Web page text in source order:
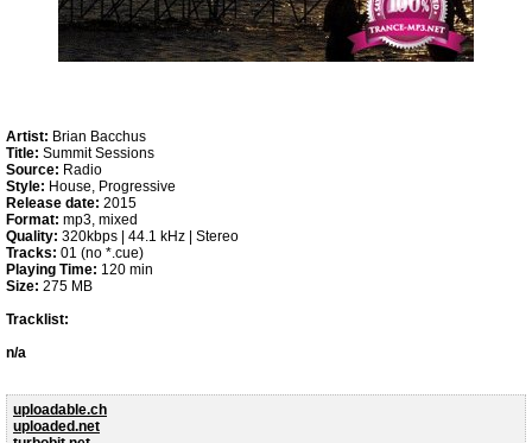
Artist: Brian Bacchus
Title: Summit Sessions
Source: Radio
Style: House, Progressive
Release date: 2015
Format: mp3, mixed
Quality: 320kbps | 44.1 kHz | Stereo
Tracks: 01 (no *.cue)
Playing Time: 120 min
Size: 275 MB
Tracklist:
n/a
uploadable.ch
uploaded.net